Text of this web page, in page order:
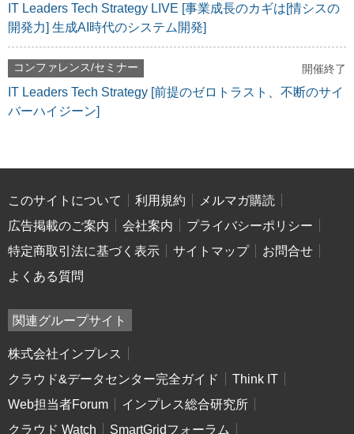
IT Leaders Tech Strategy LIVE [事業成長のカギは[情シスの
開発力] 生成AI時代のシステム開発]
コンファレンス/セミナー 開催終了
IT Leaders Tech Strategy [前提のゼロトラスト、不断のサイ
バーハイジーン]
このサイトについて 利用規約
メルマガ購読
広告掲載のご案内
会社案内
プライバシーポリシー
特定商取引法に基づく表示
サイトマップ
お問合せ
よくある質問
関連グループサイト
株式会社インプレス
クラウド&データセンター完全ガイド
Think IT
Web担当者Forum
インプレス総合研究所
クラウド Watch
SmartGridフォーラム